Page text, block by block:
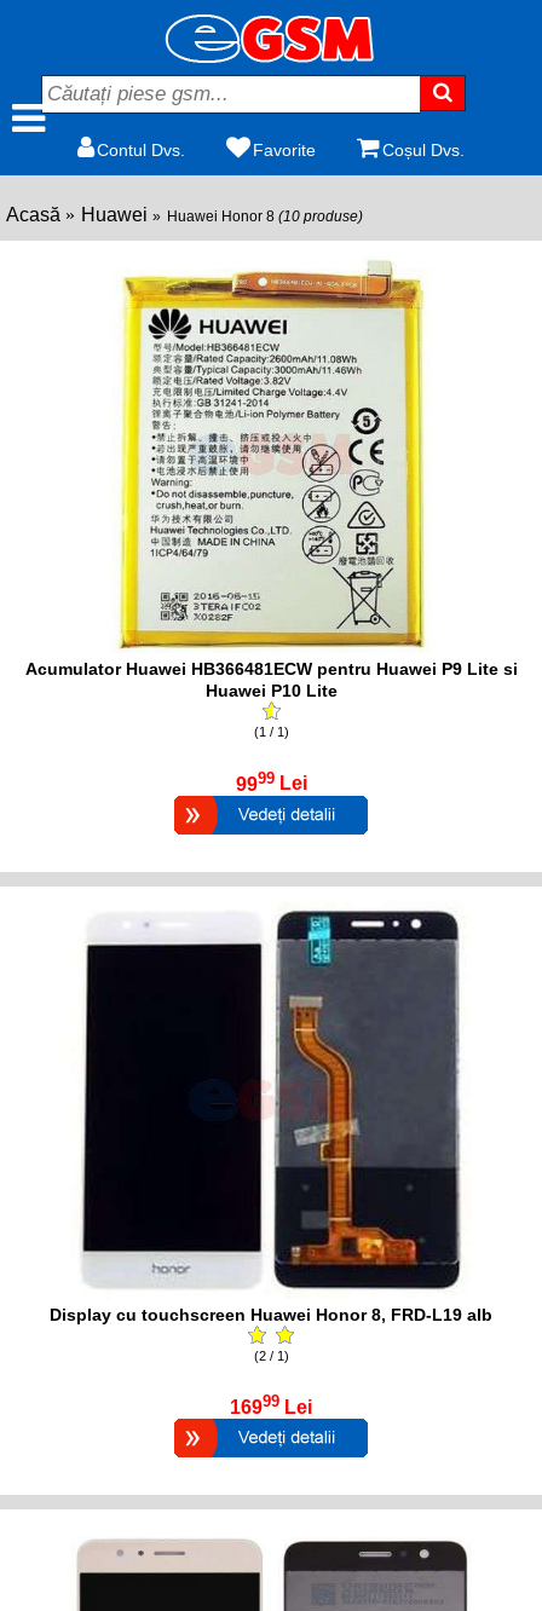
Contul Dvs. Favorite Coșul Dvs.
Acasă Huawei Huawei Honor 8 (10 produse)
Acumulator Huawei HB366481ECW pentru Huawei P9 Lite si
Huawei P10 Lite
(1 / 1)
9999 Lei
Display cu touchscreen Huawei Honor 8, FRD-L19 alb
(2 / 1)
16999 Lei